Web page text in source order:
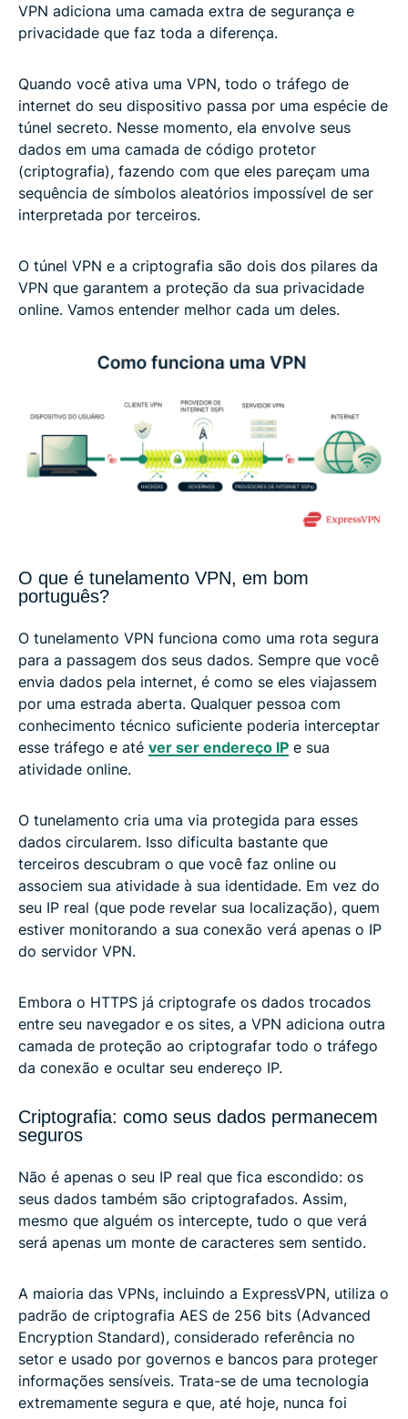
VPN adiciona uma camada extra de segurança e
privacidade que faz toda a diferença.
Quando você ativa uma VPN, todo o tráfego de
internet do seu dispositivo passa por uma espécie de
túnel secreto. Nesse momento, ela envolve seus
dados em uma camada de código protetor
(criptografia), fazendo com que eles pareçam uma
sequência de símbolos aleatórios impossível de ser
interpretada por terceiros.
O túnel VPN e a criptografia são dois dos pilares da
VPN que garantem a proteção da sua privacidade
online. Vamos entender melhor cada um deles.
O que é tunelamento VPN, em bom
português?
O tunelamento VPN funciona como uma rota segura
para a passagem dos seus dados. Sempre que você
envia dados pela internet, é como se eles viajassem
por uma estrada aberta. Qualquer pessoa com
conhecimento técnico suficiente poderia interceptar
esse tráfego e até ver ser endereço IP e sua
atividade online.
O tunelamento cria uma via protegida para esses
dados circularem. Isso dificulta bastante que
terceiros descubram o que você faz online ou
associem sua atividade à sua identidade. Em vez do
seu IP real (que pode revelar sua localização), quem
estiver monitorando a sua conexão verá apenas o IP
do servidor VPN.
Embora o HTTPS já criptografe os dados trocados
entre seu navegador e os sites, a VPN adiciona outra
camada de proteção ao criptografar todo o tráfego
da conexão e ocultar seu endereço IP.
Criptografia: como seus dados permanecem
seguros
Não é apenas o seu IP real que fica escondido: os
seus dados também são criptografados. Assim,
mesmo que alguém os intercepte, tudo o que verá
será apenas um monte de caracteres sem sentido.
A maioria das VPNs, incluindo a ExpressVPN, utiliza o
padrão de criptografia AES de 256 bits (Advanced
Encryption Standard), considerado referência no
setor e usado por governos e bancos para proteger
informações sensíveis. Trata-se de uma tecnologia
extremamente segura e que, até hoje, nunca foi